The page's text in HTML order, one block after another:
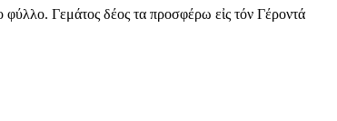
φύλλο. Γεμάτος δέος τα προσφέρω εἰς τόν Γέροντά